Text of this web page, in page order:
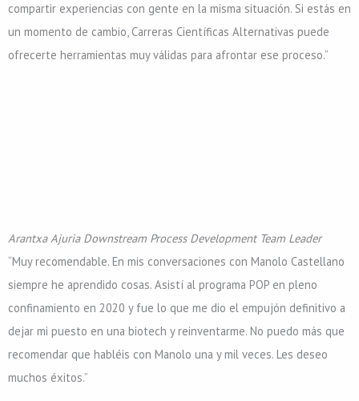
compartir experiencias con gente en la misma situación. Si estás en
un momento de cambio, Carreras Científicas Alternativas puede
ofrecerte herramientas muy válidas para afrontar ese proceso.”
Arantxa AjuriaDownstream Process Development Team Leader
“Muy recomendable. En mis conversaciones con Manolo Castellano
siempre he aprendido cosas. Asistí al programa POP en pleno
confinamiento en 2020 y fue lo que me dio el empujón definitivo a
dejar mi puesto en una biotech y reinventarme. No puedo más que
recomendar que habléis con Manolo una y mil veces. Les deseo
muchos éxitos.”